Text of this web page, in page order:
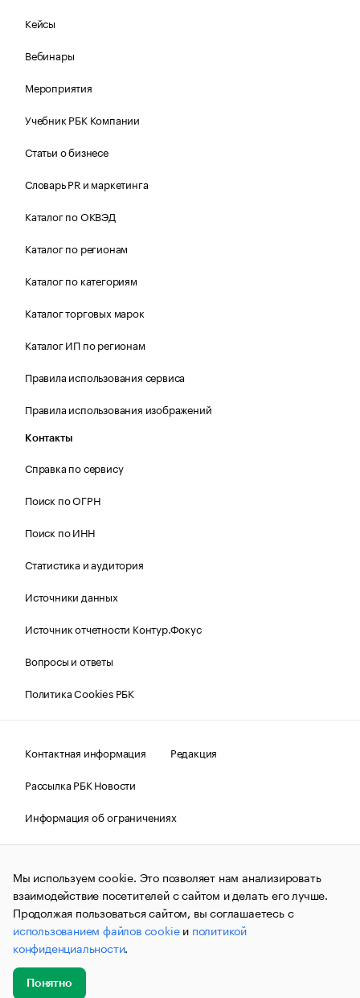
Кейсы
Вебинары
Мероприятия
Учебник РБК Компании
Статьи о бизнесе
Словарь PR и маркетинга
Каталог по ОКВЭД
Каталог по регионам
Каталог по категориям
Каталог торговых марок
Каталог ИП по регионам
Правила использования сервиса
Правила использования изображений
Контакты
Справка по сервису
Поиск по ОГРН
Поиск по ИНН
Статистика и аудитория
Источники данных
Источник отчетности Контур.Фокус
Вопросы и ответы
Политика Cookies РБК
Контактная информация
Редакция
Рассылка РБК Новости
Информация об ограничениях
Правовая информация
О соблюдении авторских прав
© АО «РОСБИЗНЕСКОНСАЛТИНГ»,1995–2026.Сообщения
и материалы информационного агентства «РБК»
(зарегистрировано Федеральной службой по надзору в сфере
связи, информационных технологий и массовых
коммуникаций (Роскомнадзор) 09.12.2015 за номером ИА
№ФС77-63848) сопровождаются пометкой «РБК». Отдельные
публикации могут содержать информацию,
не предназначенную для пользователей
до 18 лет.
Мы используем cookie. Это позволяет нам анализировать
взаимодействие посетителей с сайтом и делать его лучше.
Продолжая пользоваться сайтом, вы соглашаетесь с
использованием файлов cookieи политикой
конфиденциальности.
Понятно